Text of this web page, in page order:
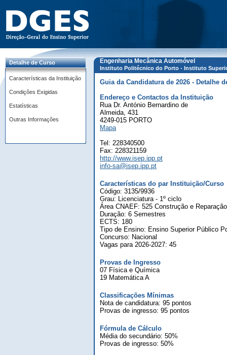
Detalhe de Curso
Características da Instituição
Condições Exigidas
Estatísticas
Outras Informações
Engenharia Mecânica Automóvel
Instituto Politécnico do Porto - Instituto
Guia da Candidatura de 2026 - Detalhe
Endereço e Contactos da Instituição
Rua Dr. António Bernardino de
Almeida, 431
4249-015 PORTO
Mapa
Tel: 228340500
Fax: 228321159
http://www.isep.ipp.pt
info-sa@isep.ipp.pt
Características do par Instituição/Curso
Código: 3135/9936
Grau: Licenciatura - 1º ciclo
Área CNAEF: 525 Construção e
Duração: 6 Semestres
ECTS: 180
Tipo de Ensino: Ensino Superior Público
Concurso: Nacional
Vagas para 2026-2027: 45
Provas de Ingresso
07 Física e Química
19 Matemática A
Classificações Mínimas
Nota de candidatura: 95 pontos
Provas de ingresso: 95 pontos
Fórmula de Cálculo
Média do secundário: 50%
Provas de ingresso: 50%